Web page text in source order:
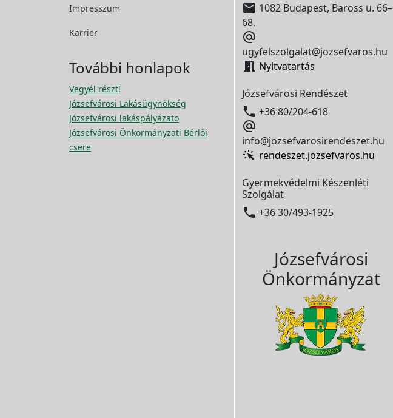
Impresszum
Karrier
További honlapok
Vegyél részt!
Józsefvárosi Lakásügynökség
Józsefvárosi lakáspályázato
Józsefvárosi Önkormányzati Bérlői
csere
 1082 Budapest, Baross u. 66–
68.

ugyfelszolgalat@jozsefvaros.hu
 Nyitvatartás
Józsefvárosi Rendészet
 +36 80/204-618

info@jozsefvarosirendeszet.hu
rendeszet.jozsefvaros.hu
Gyermekvédelmi Készenléti
Szolgálat
 +36 30/493-1925
Józsefvárosi
Önkormányzat